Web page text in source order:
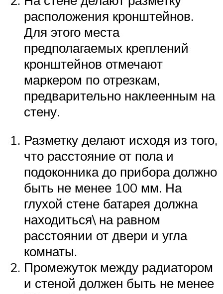
расположения кронштейнов.
Для этого места
предполагаемых креплений
кронштейнов отмечают
маркером по отрезкам,
предварительно наклеенным на
стену.
Разметку делают исходя из того,
что расстояние от пола и
подоконника до прибора должно
быть не менее 100 мм. На
глухой стене батарея должна
находиться\ на равном
расстоянии от двери и угла
комнаты.
Промежуток между радиатором
и стеной должен быть не менее